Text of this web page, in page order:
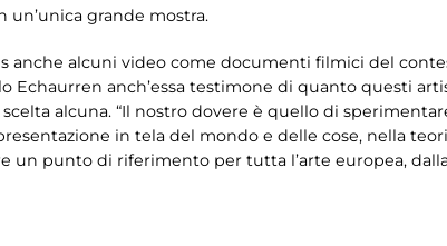
un’unica grande mostra.
anche alcuni video come documenti filmici del
Echaurren anch’essa testimone di quanto questi
alcuna. “Il nostro dovere è quello di
in tela del mondo e delle cose, nella
un punto di riferimento per tutta l’arte europea,